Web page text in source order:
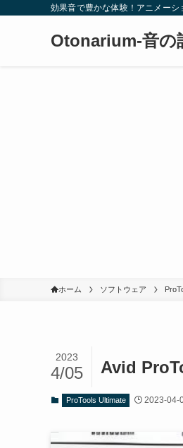
効果音で豊かな体験！アニメー
Otonarium-音の
ホーム ソフトウェア
Avid
2023
4/05
ProTools Ultimate 2023-04-